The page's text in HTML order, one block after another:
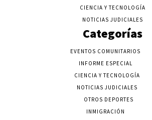
CIENCIA Y TECNOLOGÍA
NOTICIAS JUDICIALES
Categorías
EVENTOS COMUNITARIOS
INFORME ESPECIAL
CIENCIA Y TECNOLOGÍA
NOTICIAS JUDICIALES
OTROS DEPORTES
INMIGRACIÓN